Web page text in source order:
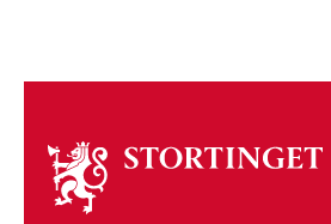
Om
stortinget